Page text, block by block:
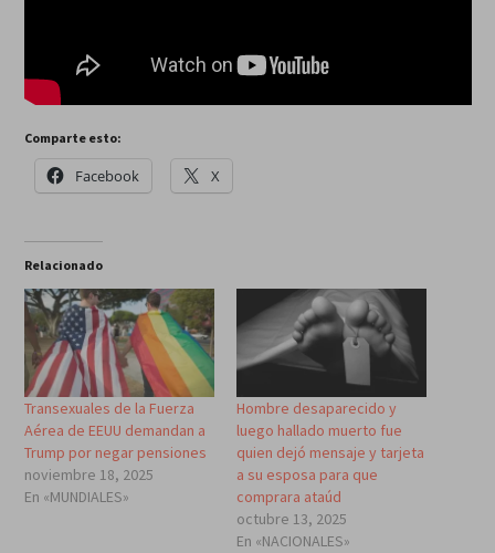
Comparte esto:
Facebook X
Relacionado
Transexuales de la Fuerza
Aérea de EEUU demandan a
Trump por negar pensiones
noviembre 18, 2025
En «MUNDIALES»
Hombre desaparecido y
luego hallado muerto fue
quien dejó mensaje y tarjeta
a su esposa para que
comprara ataúd
octubre 13, 2025
En «NACIONALES»